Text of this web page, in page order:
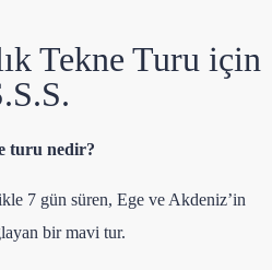
Tekne Turu için
turu nedir?
7 gün süren, Ege ve Akdeniz’in
bir mavi tur.